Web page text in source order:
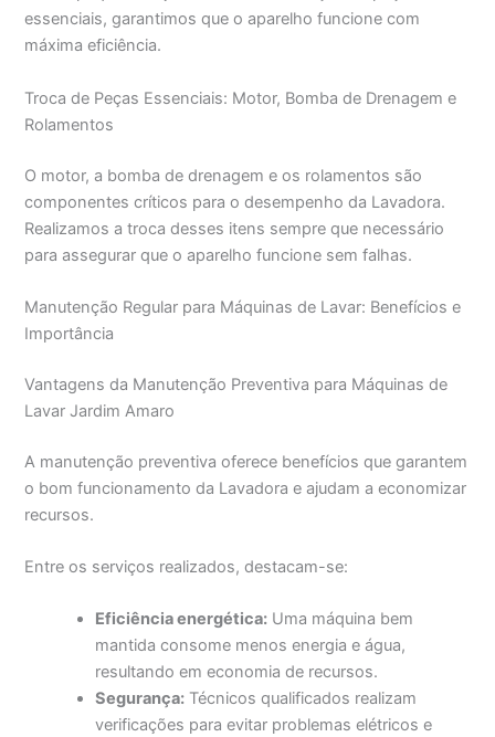
essenciais, garantimos que o aparelho funcione com
máxima eficiência.
Troca de Peças Essenciais: Motor, Bomba de Drenagem e
Rolamentos
O motor, a bomba de drenagem e os rolamentos são
componentes críticos para o desempenho da Lavadora.
Realizamos a troca desses itens sempre que necessário
para assegurar que o aparelho funcione sem falhas.
Manutenção Regular para Máquinas de Lavar: Benefícios e
Importância
Vantagens da Manutenção Preventiva para Máquinas de
Lavar Jardim Amaro
A manutenção preventiva oferece benefícios que garantem
o bom funcionamento da Lavadora e ajudam a economizar
recursos.
Entre os serviços realizados, destacam-se:
Eficiência energética: Uma máquina bem
mantida consome menos energia e água,
resultando em economia de recursos.
Segurança: Técnicos qualificados realizam
verificações para evitar problemas elétricos e